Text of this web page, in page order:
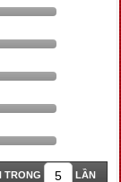
TRONG LẦN